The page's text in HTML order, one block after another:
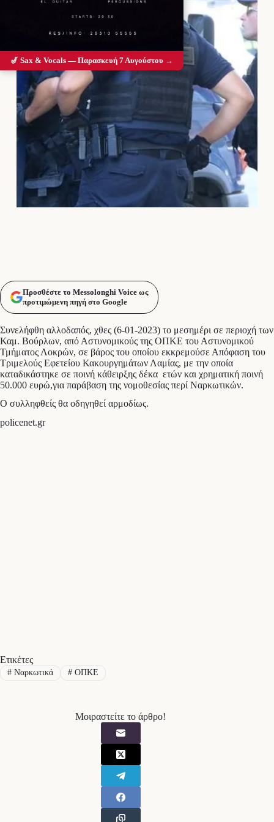
Προσθέστε το Messolonghi Voice ως
προτιμώμενη πηγή στο Google
Συνελήφθη αλλοδαπός, χθες (6-01-2023) το μεσημέρι σε περιοχή των
Καμ. Βούρλων, από Αστυνομικούς της ΟΠΚΕ του Αστυνομικού
Τμήματος Λοκρών, σε βάρος του οποίου εκκρεμούσε Απόφαση του
Τριμελούς Εφετείου Κακουργημάτων Λαμίας, με την οποία
καταδικάστηκε σε ποινή κάθειρξης δέκα ετών και χρηματική ποινή
50.000 ευρώ,για παράβαση της νομοθεσίας περί Ναρκωτικών.
Ο συλληφθείς θα οδηγηθεί αρμοδίως.
policenet.gr
Ετικέτες
#Ναρκωτικά #ΟΠΚΕ
Μοιραστείτε το άρθρο!
🎷 Sax & Vocals — Παρασκευή 7 Αυγούστου →